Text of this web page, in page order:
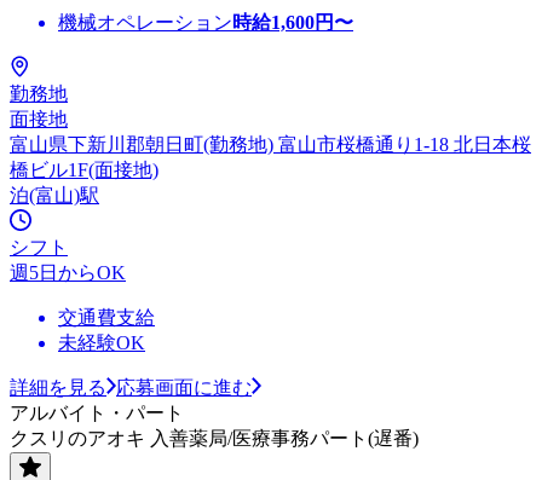
機械オペレーション時給1,600円〜
勤務地
面接地
富山県下新川郡朝日町(勤務地) 富山市桜橋通り1-18 北日本桜
橋ビル1F(面接地)
泊(富山)駅
シフト
週5日からOK
交通費支給
未経験OK
詳細を見る
応募画面に進む
アルバイト・パート
クスリのアオキ 入善薬局/医療事務パート(遅番)